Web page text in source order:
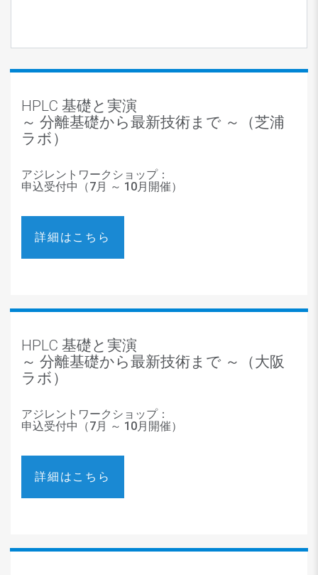
HPLC 基礎と実演
～ 分離基礎から最新技術まで ～（芝浦
ラボ）
アジレントワークショップ：
申込受付中（7月 ～ 10月開催）
詳細はこちら
HPLC 基礎と実演
～ 分離基礎から最新技術まで ～（大阪
ラボ）
アジレントワークショップ：
申込受付中（7月 ～ 10月開催）
詳細はこちら